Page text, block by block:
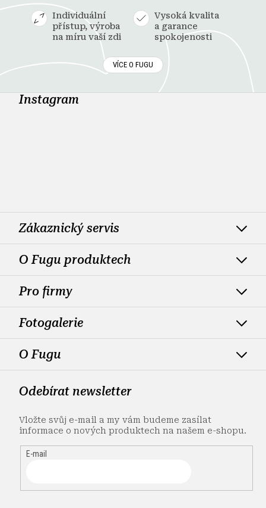
Individuální
přístup, výroba
na míru vaší zdi
Vysoká kvalita
a garance
spokojenosti
VÍCE O FUGU
Instagram
Zákaznický servis
O Fugu produktech
Pro firmy
Fotogalerie
O Fugu
Odebírat newsletter
Vložte svůj e-mail a my vám budeme zasílat
informace o nových produktech na našem e-shopu.
E-mail